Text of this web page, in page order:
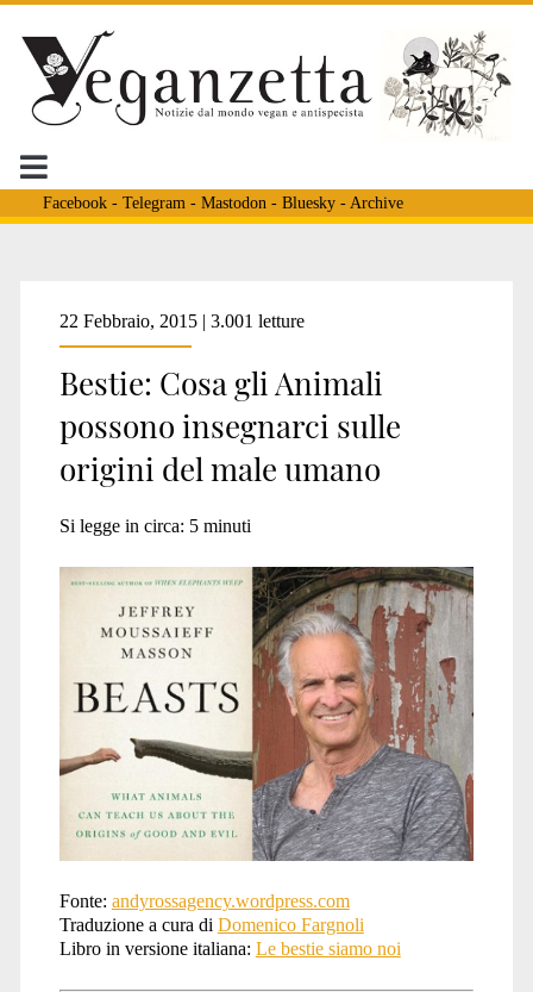
Facebook- Telegram - Mastodon - Bluesky- Archive
Tag:
<span>Steven
Pinker</span>
22 Febbraio, 2015 | 3.001 letture
Bestie: Cosa gli Animali
possono insegnarci sulle
origini del male umano
Si legge in circa: 5 minuti
Fonte: andyrossagency.wordpress.com
Traduzione a cura di Domenico Fargnoli
Libro in versione italiana: Le bestie siamo noi